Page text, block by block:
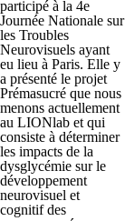
participé à la 4e
Journée Nationale sur
les Troubles
Neurovisuels ayant
eu lieu à Paris. Elle y
a présenté le projet
Prémasucré que nous
menons actuellement
au LIONlab et qui
consiste à déterminer
les impacts de la
dysglycémie sur le
développement
neurovisuel et
cognitif des